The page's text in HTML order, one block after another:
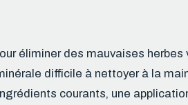
éliminer des mauvaises herbes
difficile à nettoyer à la
courants, une